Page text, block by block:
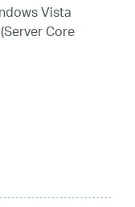
Vista
Core